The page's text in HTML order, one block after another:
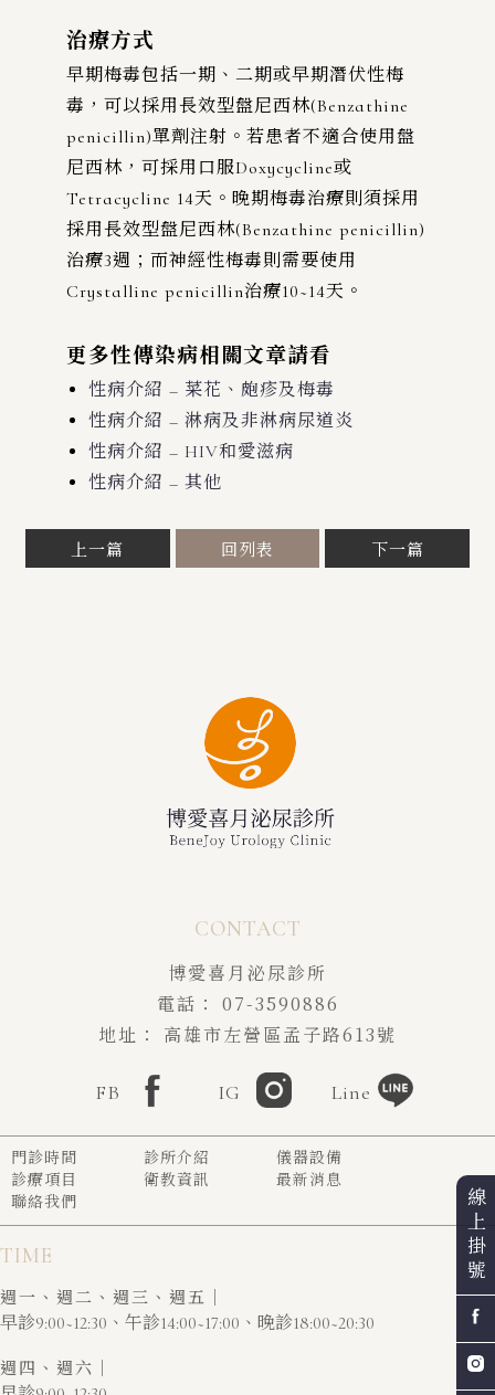
治療方式
早期梅毒包括一期、二期或早期潛伏性梅
毒，可以採用長效型盤尼西林(Benzathine
penicillin)單劑注射。若患者不適合使用盤
尼西林，可採用口服Doxycycline或
Tetracycline 14天。晚期梅毒治療則須採用
採用長效型盤尼西林(Benzathine penicillin)
治療3週；而神經性梅毒則需要使用
Crystalline penicillin治療10~14天。
更多性傳染病相關文章請看
性病介紹 – 菜花、皰疹及梅毒
性病介紹 – 淋病及非淋病尿道炎
性病介紹 – HIV和愛滋病
性病介紹 – 其他
上一篇 回列表 下一篇
07-3590886
高雄市左營區孟子路613號
博愛喜月泌尿診所
FB IG Line
門診時間 診所介紹
儀器設備
診療項目
衛教資訊
最新消息
聯絡我們
TIME
週一、週二、週三、週五｜
早診9:00~12:30、午診14:00~17:00、晚診18:00~20:30
週四、週六｜
線
上
掛
號